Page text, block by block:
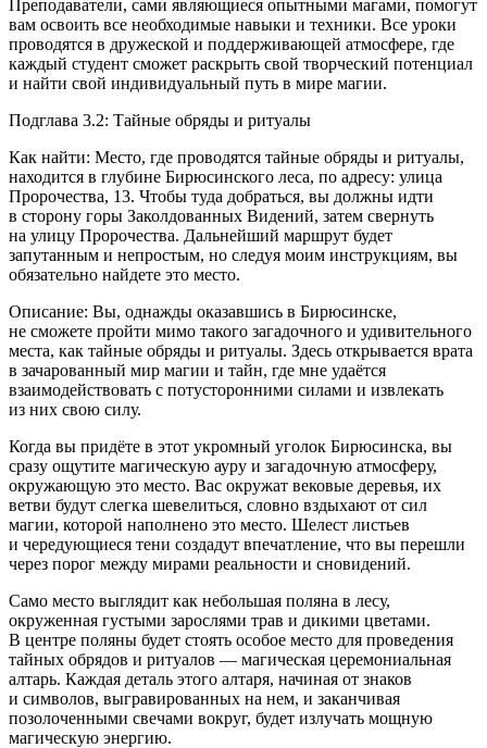
Преподаватели, сами являющиеся опытными магами, помогут
вам освоить все необходимые навыки и техники. Все уроки
проводятся в дружеской и поддерживающей атмосфере, где
каждый студент сможет раскрыть свой творческий потенциал
и найти свой индивидуальный путь в мире магии.
Подглава 3.2: Тайные обряды и ритуалы
Как найти: Место, где проводятся тайные обряды и ритуалы,
находится в глубине Бирюсинского леса, по адресу: улица
Пророчества, 13. Чтобы туда добраться, вы должны идти
в сторону горы Заколдованных Видений, затем свернуть
на улицу Пророчества. Дальнейший маршрут будет
запутанным и непростым, но следуя моим инструкциям, вы
обязательно найдете это место.
Описание: Вы, однажды оказавшись в Бирюсинске,
не сможете пройти мимо такого загадочного и удивительного
места, как тайные обряды и ритуалы. Здесь открывается врата
в зачарованный мир магии и тайн, где мне удаётся
взаимодействовать с потусторонними силами и извлекать
из них свою силу.
Когда вы придёте в этот укромный уголок Бирюсинска, вы
сразу ощутите магическую ауру и загадочную атмосферу,
окружающую это место. Вас окружат вековые деревья, их
ветви будут слегка шевелиться, словно вздыхают от сил
магии, которой наполнено это место. Шелест листьев
и чередующиеся тени создадут впечатление, что вы перешли
через порог между мирами реальности и сновидений.
Само место выглядит как небольшая поляна в лесу,
окруженная густыми зарослями трав и дикими цветами.
В центре поляны будет стоять особое место для проведения
тайных обрядов и ритуалов — магическая церемониальная
алтарь. Каждая деталь этого алтаря, начиная от знаков
и символов, выгравированных на нем, и заканчивая
позолоченными свечами вокруг, будет излучать мощную
магическую энергию.